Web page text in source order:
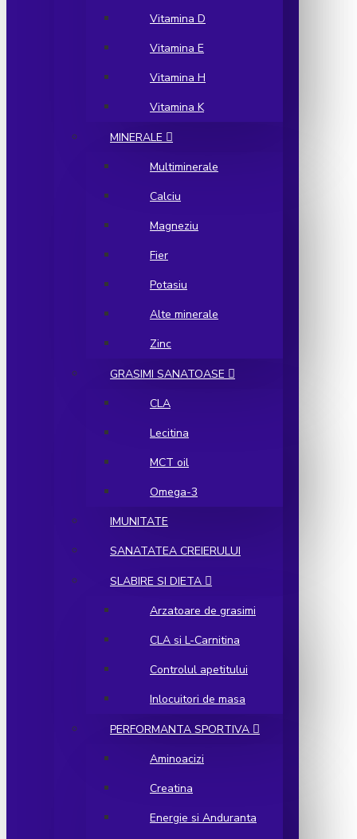
Vitamina D
Vitamina E
Vitamina H
Vitamina K
MINERALE
Multiminerale
Calciu
Magneziu
Fier
Potasiu
Alte minerale
Zinc
GRASIMI SANATOASE
CLA
Lecitina
MCT oil
Omega-3
IMUNITATE
SANATATEA CREIERULUI
SLABIRE SI DIETA
Arzatoare de grasimi
CLA si L-Carnitina
Controlul apetitului
Inlocuitori de masa
PERFORMANTA SPORTIVA
Aminoacizi
Creatina
Energie si Anduranta